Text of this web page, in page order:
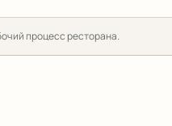
процесс ресторана.